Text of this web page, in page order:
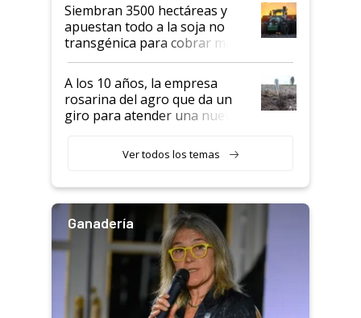
Siembran 3500 hectáreas y
apuestan todo a la soja no
transgénica para cobrar más
por tonelada: compraron un
semillero
A los 10 años, la empresa
rosarina del agro que da un
giro para atender una nueva
Ver todos los temas
Ganadería